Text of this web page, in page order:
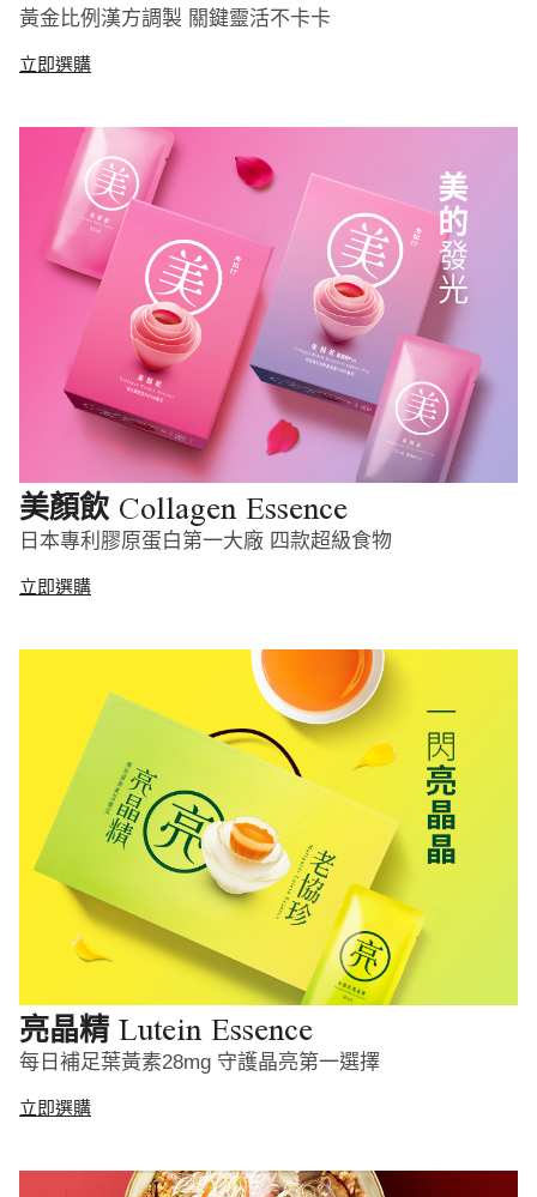
黃金比例漢方調製 關鍵靈活不卡卡
立即選購
美顏飲 Collagen Essence
日本專利膠原蛋白第一大廠 四款超級食物
立即選購
亮晶精 Lutein Essence
每日補足葉黃素28mg 守護晶亮第一選擇
立即選購